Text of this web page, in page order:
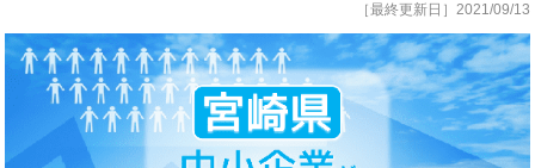
［最終更新日］2021/09/13